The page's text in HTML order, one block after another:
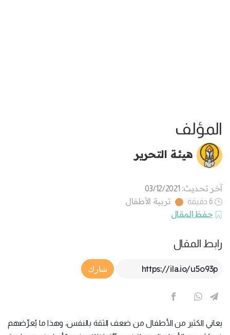
المؤلف
هيئة التحرير
آخر تحديث: 03/12/2021
6 دقيقة
تربية الأطفال
حفظ المقال
رابط المقال
Article Link
شارك
يعاني الكثير من الأطفال من ضعف الثقة بالنفس، وهذا ما يُعرِّضهم